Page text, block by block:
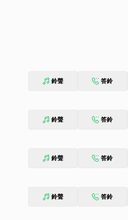
鈴聲 答鈴
鈴聲 答鈴
鈴聲 答鈴
鈴聲 答鈴